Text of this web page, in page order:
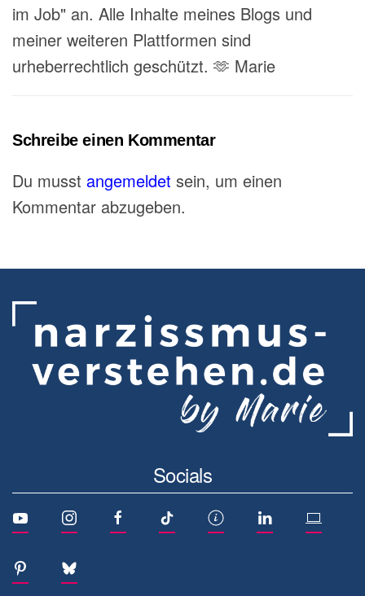
im Job" an. Alle Inhalte meines Blogs und
meiner weiteren Plattformen sind
urheberrechtlich geschützt. 🫶 Marie
Schreibe einen Kommentar
Du musst angemeldet sein, um einen
Kommentar abzugeben.
Socials